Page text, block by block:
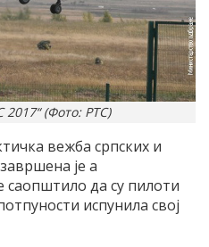
2017“ (Фото: РТС)
вежба српских и
је а
саопштило да су пилоти
испунила свој